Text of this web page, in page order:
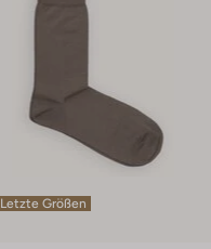
Letzte Größen